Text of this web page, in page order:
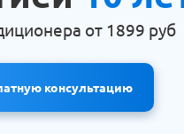
от 1899 руб
консультацию